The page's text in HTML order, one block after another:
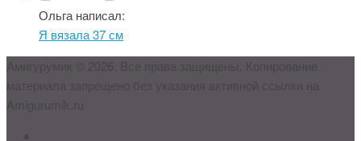
Ольга написал:
Я вязала 37 см
Амигурумик © 2026. Все права защищены. Копирование
материала запрещено без указания активной ссылки на
Amigurumik.ru